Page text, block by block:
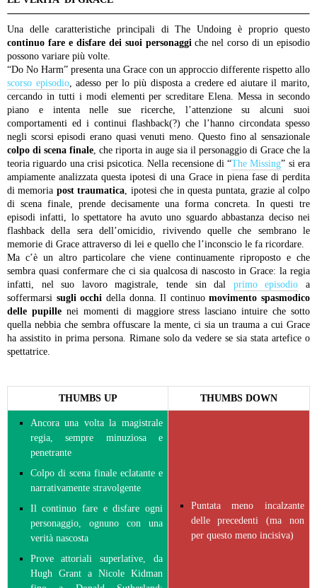
Una delle caratteristiche principali di The Undoing è proprio questo
continuo fare e disfare dei suoi personaggiche nel corso di un episodio
possono variare più volte.
“Do No Harm” presenta una Grace con un approccio differente rispetto allo
scorso episodio, adesso per lo più disposta a credere ed aiutare il marito,
cercando in tutti i modi elementi per screditare Elena. Messa in secondo
piano e intenta nelle sue ricerche, l’attenzione su alcuni suoi
comportamenti ed i continui flashback(?) che l’hanno circondata spesso
negli scorsi episodi erano quasi venuti meno. Questo fino al sensazionale
colpo di scena finale, che riporta in auge sia il personaggio di Grace che la
teoria riguardo una crisi psicotica. Nella recensione di “The Missing” si era
ampiamente analizzata questa ipotesi di una Grace in piena fase di perdita
di memoria post traumatica, ipotesi che in questa puntata, grazie al colpo
di scena finale, prende decisamente una forma concreta. In questi tre
episodi infatti, lo spettatore ha avuto uno sguardo abbastanza deciso nei
flashback della sera dell’omicidio, rivivendo quelle che sembrano le
memorie di Grace attraverso di lei e quello che l’inconscio le fa ricordare.
Ma c’è un altro particolare che viene continuamente riproposto e che
sembra quasi confermare che ci sia qualcosa di nascosto in Grace: la regia
infatti, nel suo lavoro magistrale, tende sin dal primo episodio a
soffermarsi sugli occhi della donna. Il continuomovimento spasmodico
delle pupillenei momenti di maggiore stress lasciano intuire che sotto
quella nebbia che sembra offuscare la mente, ci sia un trauma a cui Grace
ha assistito in prima persona. Rimane solo da vedere se sia stata artefice o
spettatrice.
THUMBS UP THUMBS DOWN
Ancora una volta la magistrale
regia, sempre minuziosa e
penetrante
Colpo di scena finale eclatante e
narrativamente stravolgente
Il continuo fare e disfare ogni
personaggio, ognuno con una
verità nascosta
Prove attoriali superlative, da
Hugh Grant a Nicole Kidman
Puntata meno incalzante
delle precedenti (ma non
per questo meno incisiva)